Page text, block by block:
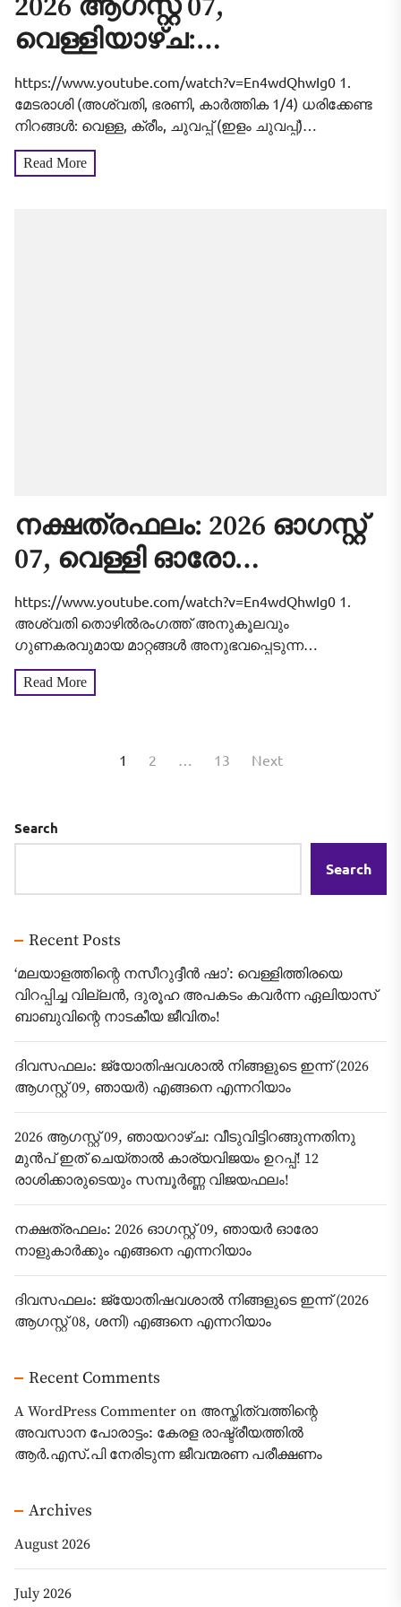
2026 ആഗസ്റ്റ് 07,
വെള്ളിയാഴ്ച:
വീടുവിട്ടിറങ്ങുന്നതിനു മുൻപ്
ഇത് ചെയ്താൽ
കാര്യവിജയം ഉറപ്പ്! 12
രാശിക്കാരുടെയും
https://www.youtube.com/watch?v=En4wdQhwIg0 1.
മേടരാശി (അശ്വതി, ഭരണി, കാർത്തിക 1/4) ധരിക്കേണ്ട
നിറങ്ങൾ: വെള്ള, ക്രീം, ചുവപ്പ് (ഇളം ചുവപ്പ്)
ആരാധിക്കേണ്ട ദേവീദേവന്മാർ: ഭദ്രകാളി,
സുബ്രഹ്മണ്യൻ ശുഭ സമയം (യാത്ര തുടങ്ങാൻ/
Read More
നക്ഷത്രഫലം: 2026 ഓഗസ്റ്റ്
07, വെള്ളി ഓരോ
നാളുകാർക്കും എങ്ങനെ
എന്നറിയാം
https://www.youtube.com/watch?v=En4wdQhwIg0 1.
അശ്വതി തൊഴിൽരംഗത്ത് അനുകൂലവും
ഗുണകരവുമായ മാറ്റങ്ങൾ അനുഭവപ്പെടുന്ന
ദിവസമാണിത്. മുൻപ് മുടങ്ങിക്കിടന്ന പല പദ്ധതികളും
പുനരാരംഭിക്കാനും വിജയകരമായി പൂർത്തിയാക്കാനും
Read More
1 2 13 Next
Search
Search
Recent Posts
‘മലയാളത്തിന്റെ നസീറുദ്ദീൻ ഷാ’: വെള്ളിത്തിരയെ
വിറപ്പിച്ച വില്ലൻ, ദുരൂഹ അപകടം കവർന്ന ഏലിയാസ്
ബാബുവിന്റെ നാടകീയ ജീവിതം!
ദിവസഫലം: ജ്യോതിഷവശാൽ നിങ്ങളുടെ ഇന്ന്‌ (2026
ആഗസ്റ്റ് 09, ഞായർ) എങ്ങനെ എന്നറിയാം
2026 ആഗസ്റ്റ് 09, ഞായറാഴ്ച: വീടുവിട്ടിറങ്ങുന്നതിനു
മുൻപ് ഇത് ചെയ്താൽ കാര്യവിജയം ഉറപ്പ്! 12
രാശിക്കാരുടെയും സമ്പൂർണ്ണ വിജയഫലം!
നക്ഷത്രഫലം: 2026 ഓഗസ്റ്റ് 09, ഞായർ ഓരോ
നാളുകാർക്കും എങ്ങനെ എന്നറിയാം
ദിവസഫലം: ജ്യോതിഷവശാൽ നിങ്ങളുടെ ഇന്ന്‌ (2026
ആഗസ്റ്റ് 08, ശനി) എങ്ങനെ എന്നറിയാം
Recent Comments
A WordPress Commenter on അസ്തിത്വത്തിന്റെ
അവസാന പോരാട്ടം: കേരള രാഷ്ട്രീയത്തിൽ
ആർ.എസ്.പി നേരിടുന്ന ജീവന്മരണ പരീക്ഷണം
Archives
August 2026
July 2026